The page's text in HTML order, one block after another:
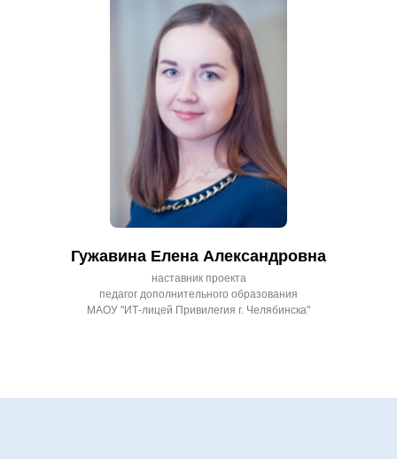
Гужавина Елена Александровна
наставник проекта
педагог дополнительного образования
МАОУ "ИТ-лицей Привилегия г. Челябинска"